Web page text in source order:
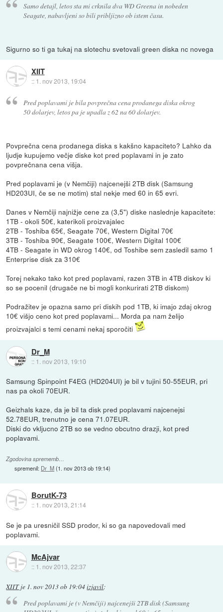
Samo detajl, letos sta mi crknila dva WD Greena in nobeden
Seagate, nabavljeni so bili pribljizno ob istem času.
Sigurno so ti ga tukaj na slotechu svetovali green diska nc novega
XIIT
:: 1. nov 2013, 19:04
Pred poplavami je bila povprečna cena prodanega diska okrog
50 dolarjev, letos pa je upadla z 62 na 60 dolarjev.
Povprečna cena prodanega diska s kakšno kapaciteto? Lahko da
ljudje kupujemo večje diske kot pred poplavami in je zato
povprečnana cena višja.
Pred poplavami je (v Nemčiji) najcenejši 2TB disk (Samsung
HD203UI, če se ne motim) stal nekje med 60 in 65 evri.
Danes v Nemčiji najnižje cene za (3,5") diske naslednje kapacitete:
1TB - okoli 50€, katerikoli proizvajalec
2TB - Toshiba 65€, Seagate 70€, Western Digital 70€
3TB - Toshiba 90€, Seagate 100€, Western Digital 100€
4TB - Seagate in WD okrog 140€, od Toshibe sem zasledil samo 1
Enterprise disk za 310€
Torej nekako tako kot pred poplavami, razen 3TB in 4TB diskov ki
so se pocenil (drugače ne bi mogli konkurirati 2TB diskom)
Podražitev je opazna samo pri diskih pod 1TB, ki imajo zdaj okrog
10€ višjo ceno kot pred poplavami... Morda pa nam želijo
proizvajalci s temi cenami nekaj sporočiti
Dr_M
:: 1. nov 2013, 19:10
Samsung Spinpoint F4EG (HD204UI) je bil v tujini 50-55EUR, pri
nas pa okoli 70EUR.
Geizhals kaze, da je bil ta disk pred poplavami najcenejsi
52.78EUR, trenutno je cena 71.07EUR.
Diski do vkljucno 2TB so se vedno obcutno drazji, kot pred
poplavami.
Zgodovina sprememb…
spremenil: Dr_M(1. nov 2013 ob 19:14)
BorutK-73
:: 1. nov 2013, 21:14
Se je pa uresničil SSD prodor, ki so ga napovedovali med
poplavami.
McAjvar
:: 1. nov 2013, 22:37
XIITje 1. nov 2013 ob 19:04izjavil:
Pred poplavami je (v Nemčiji) najcenejši 2TB disk (Samsung